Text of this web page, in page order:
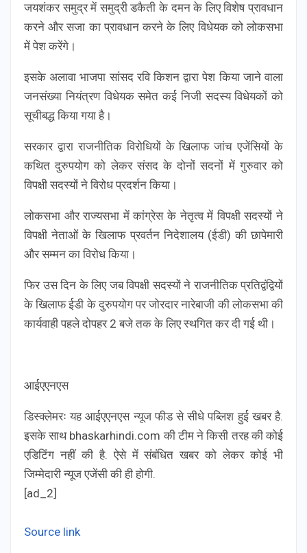
जयशंकर समुद्र में समुद्री डकैती के दमन के लिए विशेष प्रावधान
करने और सजा का प्रावधान करने के लिए विधेयक को लोकसभा
में पेश करेंगे।
इसके अलावा भाजपा सांसद रवि किशन द्वारा पेश किया जाने वाला
जनसंख्या नियंत्रण विधेयक समेत कई निजी सदस्य विधेयकों को
सूचीबद्ध किया गया है।
सरकार द्वारा राजनीतिक विरोधियों के खिलाफ जांच एजेंसियों के
कथित दुरुपयोग को लेकर संसद के दोनों सदनों में गुरुवार को
विपक्षी सदस्यों ने विरोध प्रदर्शन किया।
लोकसभा और राज्यसभा में कांग्रेस के नेतृत्व में विपक्षी सदस्यों ने
विपक्षी नेताओं के खिलाफ प्रवर्तन निदेशालय (ईडी) की छापेमारी
और सम्मन का विरोध किया।
फिर उस दिन के लिए जब विपक्षी सदस्यों ने राजनीतिक प्रतिद्वंद्वियों
के खिलाफ ईडी के दुरुपयोग पर जोरदार नारेबाजी की लोकसभा की
कार्यवाही पहले दोपहर 2 बजे तक के लिए स्थगित कर दी गई थी।
आईएएनएस
डिस्क्लेमरः यह आईएएनएस न्यूज फीड से सीधे पब्लिश हुई खबर है.
इसके साथ bhaskarhindi.com की टीम ने किसी तरह की कोई
एडिटिंग नहीं की है. ऐसे में संबंधित खबर को लेकर कोई भी
जिम्मेदारी न्यूज एजेंसी की ही होगी.
[ad_2]
Source link